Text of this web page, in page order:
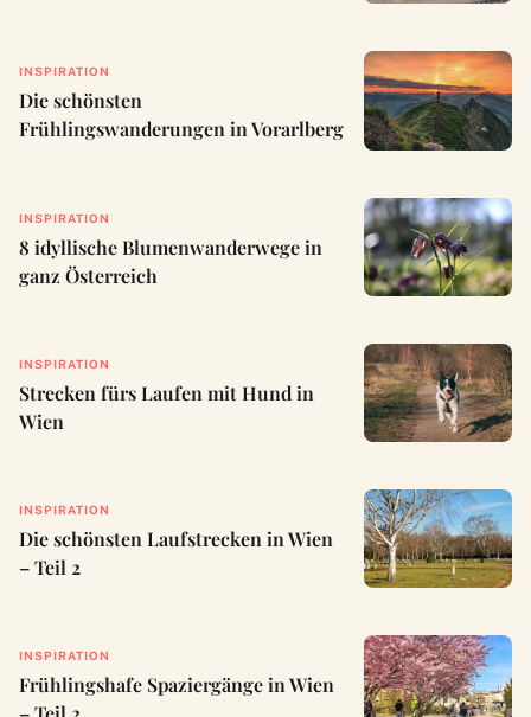
INSPIRATION
Die schönsten
Frühlingswanderungen in Vorarlberg
INSPIRATION
8 idyllische Blumenwanderwege in
ganz Österreich
INSPIRATION
Strecken fürs Laufen mit Hund in
Wien
INSPIRATION
Die schönsten Laufstrecken in Wien
– Teil 2
INSPIRATION
Frühlingshafe Spaziergänge in Wien